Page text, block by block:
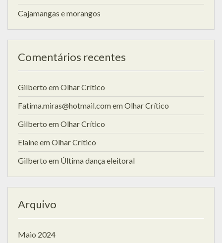
Cajamangas e morangos
Comentários recentes
Gilberto emOlhar Crítico
Fatima.miras@hotmail.comemOlhar Crítico
Gilberto emOlhar Crítico
ElaineemOlhar Crítico
Gilberto em Última dança eleitoral
Arquivo
Maio 2024